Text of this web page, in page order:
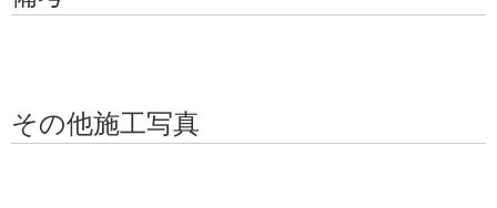
その他施工写真